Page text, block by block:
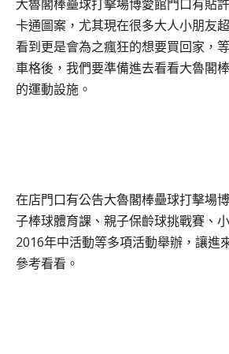
大魯閣棒壘球打擊場博愛館門口有貼
卡通圖案，尤其現在很多大人小朋友
看到更是會為之瘋狂的想要買回家，
車格後，我們要準備進去看看大魯閣
的運動設施。
在店門口有公告大魯閣棒壘球打擊場
子棒球體育課、親子保齡球挑戰賽、
2016年中活動等多項活動舉辦 ，讓進
參考看看。